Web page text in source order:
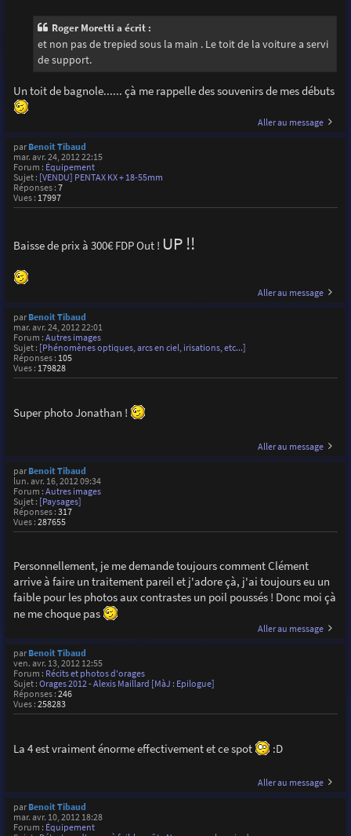
Roger Moretti a écrit :
et non pas de trepied sous la main . Le toit de la voiture a servi
de support.
Un toit de bagnole...... çà me rappelle des souvenirs de mes débuts
Aller au message
par Benoit Tibaud
mar. avr. 24, 2012 22:15
Forum : Équipement
Sujet : [VENDU] PENTAX KX + 18-55mm
Réponses : 7
Vues : 17997
Baisse de prix à 300€ FDP Out ! UP !!
Aller au message
par Benoit Tibaud
mar. avr. 24, 2012 22:01
Forum : Autres images
Sujet : [Phénomènes optiques, arcs en ciel, irisations, etc...]
Réponses : 105
Vues : 179828
Super photo Jonathan !
Aller au message
par Benoit Tibaud
lun. avr. 16, 2012 09:34
Forum : Autres images
Sujet : [Paysages]
Réponses : 317
Vues : 287655
Personnellement, je me demande toujours comment Clément
arrive à faire un traitement pareil et j'adore çà, j'ai toujours eu un
faible pour les photos aux contrastes un poil poussés ! Donc moi çà
ne me choque pas
Aller au message
par Benoit Tibaud
ven. avr. 13, 2012 12:55
Forum : Récits et photos d'orages
Sujet : Orages 2012 - Alexis Maillard [MàJ : Epilogue]
Réponses : 246
Vues : 258283
La 4 est vraiment énorme effectivement et ce spot :D
Aller au message
par Benoit Tibaud
mar. avr. 10, 2012 18:28
Forum : Équipement